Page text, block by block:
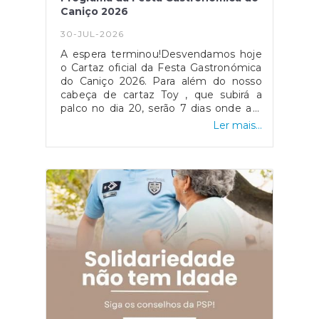
Caniço 2026
30-JUL-2026
A espera terminou!Desvendamos hoje
o Cartaz oficial da Festa Gastronómica
do Caniço 2026. Para além do nosso
cabeça de cartaz Toy , que subirá a
palco no dia 20, serão 7 dias onde a a
música, a animação, os sons e os
centro do Caniço. Ingredientes mais do
Sintam-se convidados. O Caniço
recebe-vos de braços
abertos!
Ler mais...